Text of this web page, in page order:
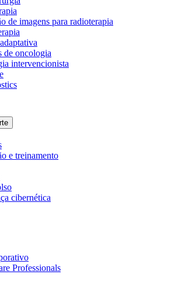
de imagens para radioterapia
de oncologia
intervencionista
e treinamento
cibernética
Professionals